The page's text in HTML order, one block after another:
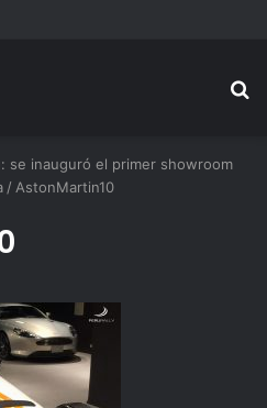
para la gran final del RallyACP
se inauguró el primer showroom
/ AstonMartin10